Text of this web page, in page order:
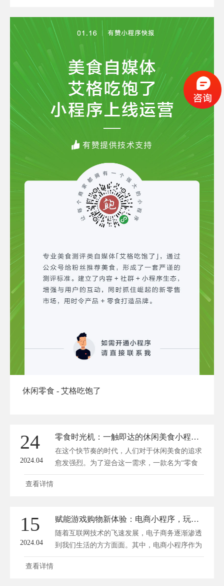
休闲零食 - 艾格吃饱了
24
2024.04
零食时光机：一触即达的休闲美食小程序秘境
在这个快节奏的时代，人们对于休闲美食的追求
愈发强烈。为了迎合这一需求，一款名为“零食
时光机”的休闲美食小程序应运而生，它犹如一
景 随着科技的发展和人们生活水平的提高，零
食已经成为日常生活中...
查看详情
15
2024.04
赋能游戏购物新体验：电商小程序，玩家消费新乐园
随着互联网技术的飞速发展，电子商务逐渐渗透
到我们生活的方方面面。其中，电商小程序作为
一种新型营销工具，正日益受到各大电商平台的
查看详情